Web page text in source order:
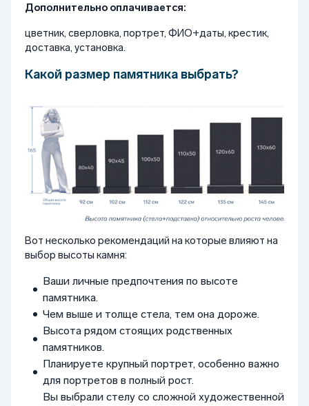
Дополнительно оплачивается:
цветник, сверловка, портрет, ФИО+даты, крестик,
доставка, установка.
Какой размер памятника выбрать?
Вот несколько рекомендаций на которые влияют на
выбор высоты камня:
Ваши личные предпочтения по высоте
памятника.
Чем выше и толще стела, тем она дороже.
Высота рядом стоящих родственных
памятников.
Планируете крупный портрет, особенно важно
для портретов в полный рост.
Вы выбрали стелу со сложной художественной